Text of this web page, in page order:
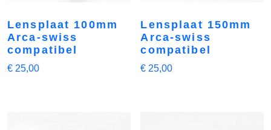
Lensplaat 100mm
Arca-swiss
compatibel
€ 25,00
Lensplaat 150mm
Arca-swiss
compatibel
€ 25,00